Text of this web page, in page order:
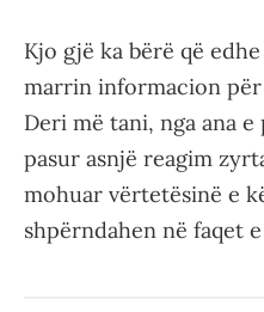
Kjo gjë ka bërë që
marrin informacion për
Deri më tani, nga ana
pasur asnjë reagim
mohuar vërtetësinë e
shpërndahen në faqet e